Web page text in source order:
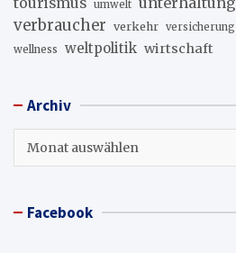
umwelt
verbraucher verkehr versicherung
wellness weltpolitik wirtschaft
Archiv
Facebook